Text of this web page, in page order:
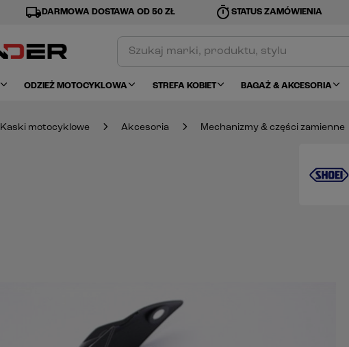
local_shippingDARMOWA DOSTAWA OD 50 ZŁ timer STATUS ZAMÓWIENIA
ODZIEŻ MOTOCYKLOWA STREFA KOBIET BAGAŻ & AKCESORIA
Kaski motocyklowe Akcesoria Mechanizmy & części zamienne